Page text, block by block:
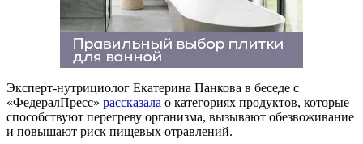
Эксперт-нутрициолог Екатерина Панкова в беседе с
«ФедералПресс» рассказала о категориях продуктов, которые
способствуют перегреву организма, вызывают обезвоживание
и повышают риск пищевых отравлений.